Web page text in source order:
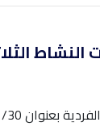
30/ 06/ 2026.